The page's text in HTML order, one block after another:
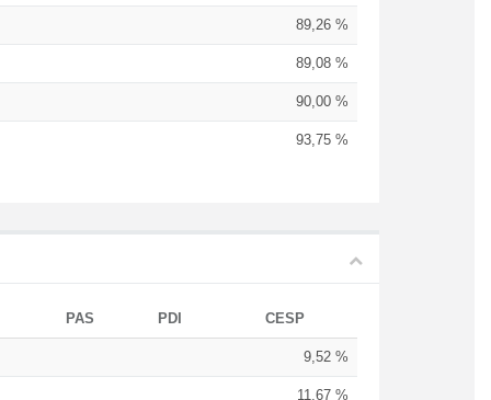
89,26 %
89,08 %
90,00 %
93,75 %
PAS PDI CESP
9,52 %
11,67 %